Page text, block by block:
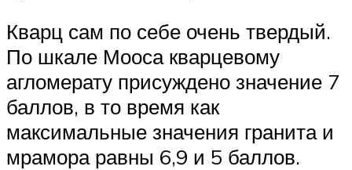
Кварц сам по себе очень твердый.
По шкале Мооса кварцевому
агломерату присуждено значение 7
баллов, в то время как
максимальные значения гранита и
мрамора равны 6,9 и 5 баллов.